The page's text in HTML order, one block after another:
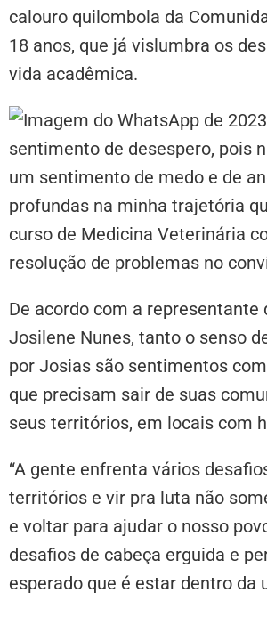
calouro quilombola da
18 anos, que já vislumbra os
vida acadêmica.
sentimento de desespero, pois
um sentimento de medo e de
profundas na minha trajetória
curso de Medicina Veterinária
resolução de problemas no
De acordo com a representante
Josilene Nunes, tanto o senso
por Josias são sentimentos
que precisam sair de suas
seus territórios, em locais com
“A gente enfrenta vários
territórios e vir pra luta não
e voltar para ajudar o nosso
desafios de cabeça erguida e
esperado que é estar dentro da